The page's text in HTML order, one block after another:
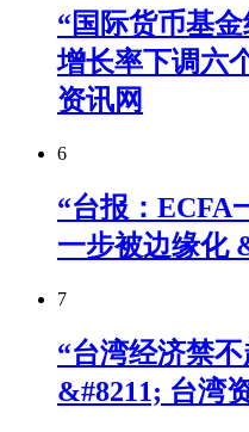
“国际货币基
增长率下调六
资讯网
6
“台报：ECFA
一步被边缘化
7
“台湾经济禁
&#8211; 台湾